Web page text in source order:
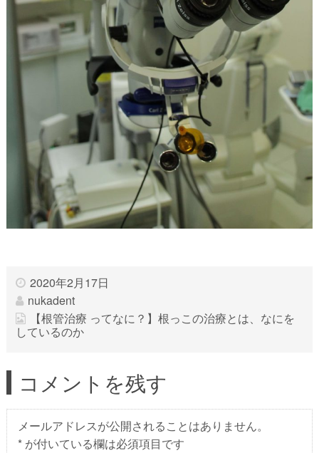
2020年2月17日
nukadent
【根管治療 ってなに？】根っこの治療とは、なにを
しているのか
コメントを残す
メールアドレスが公開されることはありません。
*が付いている欄は必須項目です